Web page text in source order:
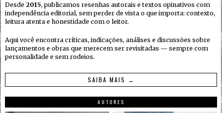
Desde 2015, publicamos resenhas autorais e textos opinativos com
independência editorial, sem perder de vista o que importa: contexto,
leitura atenta e honestidade com o leitor.
Aqui você encontra críticas, indicações, análises e discussões sobre
lançamentos e obras que merecem ser revisitadas — sempre com
personalidade e sem rodeios.
SAIBA MAIS →
AUTORES